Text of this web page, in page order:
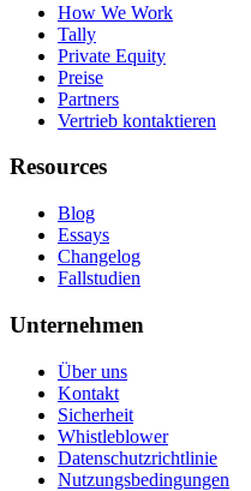
How We Work
Tally
Private Equity
Preise
Partners
Vertrieb kontaktieren
Resources
Blog
Essays
Changelog
Fallstudien
Unternehmen
Über uns
Kontakt
Sicherheit
Whistleblower
Datenschutzrichtlinie
Nutzungsbedingungen